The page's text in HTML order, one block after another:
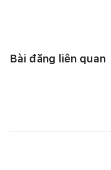
Bài đăng liên quan